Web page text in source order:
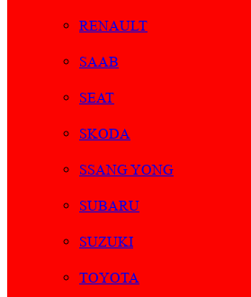
RENAULT
SAAB
SEAT
SKODA
SSANG YONG
SUBARU
SUZUKI
TOYOTA